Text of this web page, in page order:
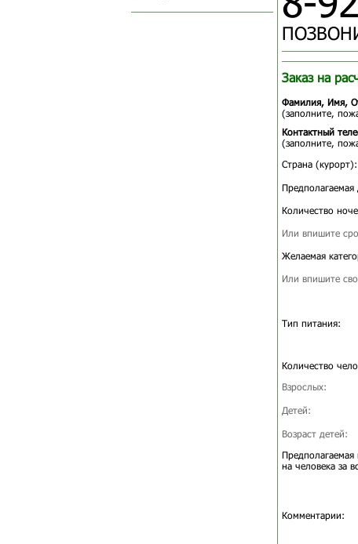
Заказ на
Фамилия, Имя,
(заполните,
Контактный
(заполните,
Страна (курорт):
Предполагаемая
Количество
Или впишите
Желаемая
Или впишите
Тип питания:
Количество
Взрослых:
Детей:
Возраст детей:
Предполагаемая
на человека за
Комментарии: